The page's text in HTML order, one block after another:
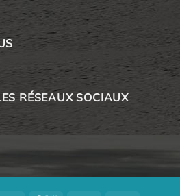
RÉSEAUX SOCIAUX